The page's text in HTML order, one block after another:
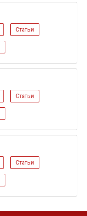
Статьи
Статьи
Статьи